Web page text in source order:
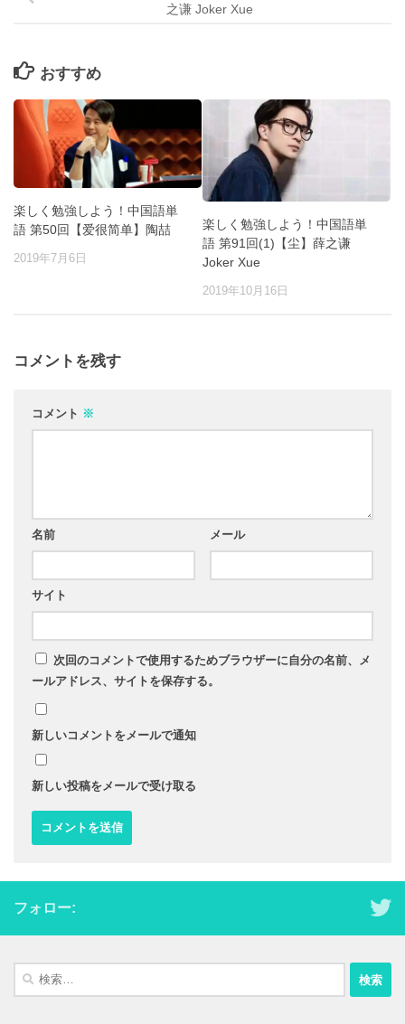
之谦 Joker Xue
おすすめ
楽しく勉強しよう！中国語単
語 第50回【爱很简单】陶喆
2019年7月6日
楽しく勉強しよう！中国語単
語 第91回(1)【尘】薛之谦
Joker Xue
2019年10月16日
コメントを残す
コメント ※
名前 メール
サイト
次回のコメントで使用するためブラウザーに自分の名前、メ
ールアドレス、サイトを保存する。
新しいコメントをメールで通知
新しい投稿をメールで受け取る
フォロー:
検
索: